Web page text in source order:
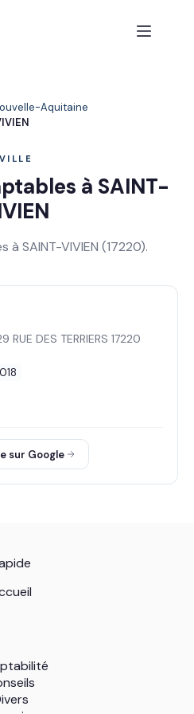
Aquitaine
VILLE
à SAINT-
SAINT-VIVIEN (17220).
RUE DES TERRIERS 17220
sur Google